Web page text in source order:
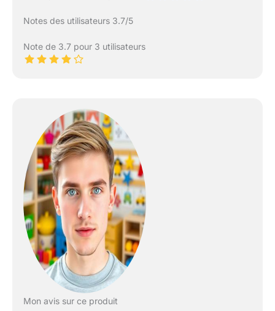
Notes des utilisateurs 3.7/5
Note de 3.7 pour 3 utilisateurs
Mon avis sur ce produit